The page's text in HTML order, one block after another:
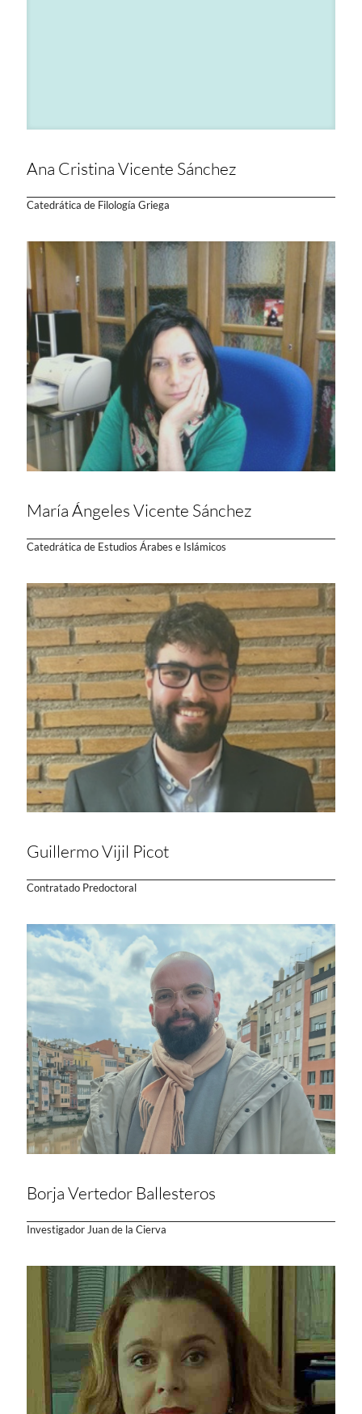
Ana Cristina Vicente Sánchez
Catedrática de Filología Griega
María Ángeles Vicente Sánchez
Catedrática de Estudios Árabes e Islámicos
Guillermo Vijil Picot
Contratado Predoctoral
Borja Vertedor Ballesteros
Investigador Juan de la Cierva